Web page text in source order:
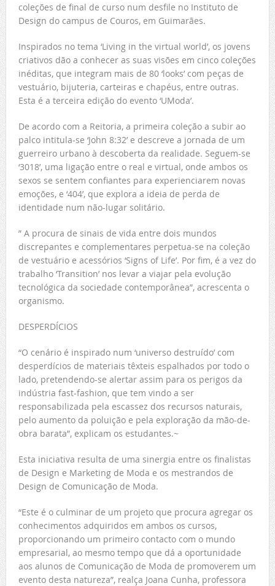
coleções de final de curso num desfile no Instituto de
Design do campus de Couros, em Guimarães.
Inspirados no tema ‘Living in the virtual world’, os jovens
criativos dão a conhecer as suas visões em cinco coleções
inéditas, que integram mais de 80 ‘looks’ com peças de
vestuário, bijuteria, carteiras e chapéus, entre outras.
Esta é a terceira edição do evento ‘UModa’.
De acordo com a Reitoria, a primeira coleção a subir ao
palco intitula-se ‘John 8:32’ e descreve a jornada de um
guerreiro urbano à descoberta da realidade. Seguem-se
‘3018’, uma ligação entre o real e virtual, onde ambos os
sexos se sentem confiantes para experienciarem novas
emoções, e ‘404’, que explora a ideia de perda de
identidade num não-lugar solitário.
” A procura de sinais de vida entre dois mundos
discrepantes e complementares perpetua-se na coleção
de vestuário e acessórios ‘Signs of Life’. Por fim, é a vez do
trabalho ‘Transition’ nos levar a viajar pela evolução
tecnológica da sociedade contemporânea”, acrescenta o
organismo.
DESPERDÍCIOS
“O cenário é inspirado num ‘universo destruído’ com
desperdícios de materiais têxteis espalhados por todo o
lado, pretendendo-se alertar assim para os perigos da
indústria fast-fashion, que tem vindo a ser
responsabilizada pela escassez dos recursos naturais,
pelo aumento da poluição e pela exploração da mão-de-
obra barata”, explicam os estudantes.~
Esta iniciativa resulta de uma sinergia entre os finalistas
de Design e Marketing de Moda e os mestrandos de
Design de Comunicação de Moda.
“Este é o culminar de um projeto que procura agregar os
conhecimentos adquiridos em ambos os cursos,
proporcionando um primeiro contacto com o mundo
empresarial, ao mesmo tempo que dá a oportunidade
aos alunos de Comunicação de Moda de promoverem um
evento desta natureza”, realça Joana Cunha, professora